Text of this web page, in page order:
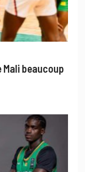
Mali beaucoup